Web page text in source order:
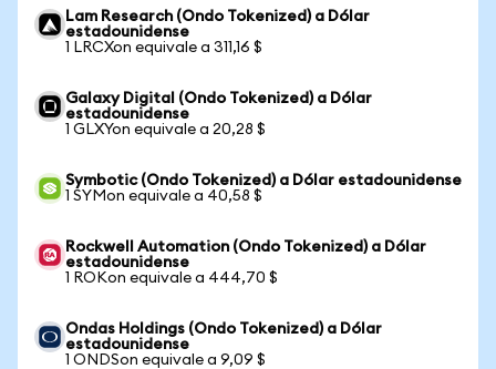
Lam Research (Ondo Tokenized) a Dólar
estadounidense
1 LRCXon equivale a 311,16 $
Galaxy Digital (Ondo Tokenized) a Dólar
estadounidense
1 GLXYon equivale a 20,28 $
Symbotic (Ondo Tokenized) a Dólar estadounidense
1 SYMon equivale a 40,58 $
Rockwell Automation (Ondo Tokenized) a Dólar
estadounidense
1 ROKon equivale a 444,70 $
Ondas Holdings (Ondo Tokenized) a Dólar
estadounidense
1 ONDSon equivale a 9,09 $